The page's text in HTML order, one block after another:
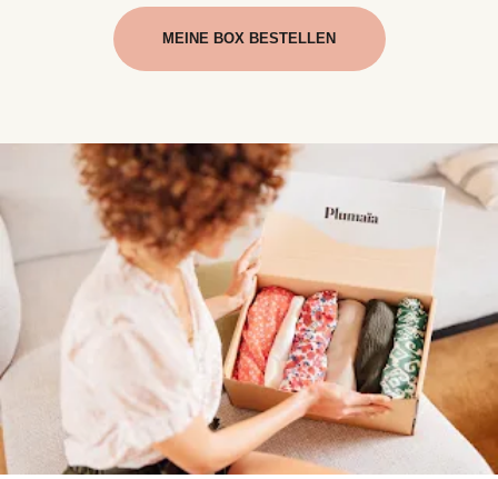
MEINE BOX BESTELLEN